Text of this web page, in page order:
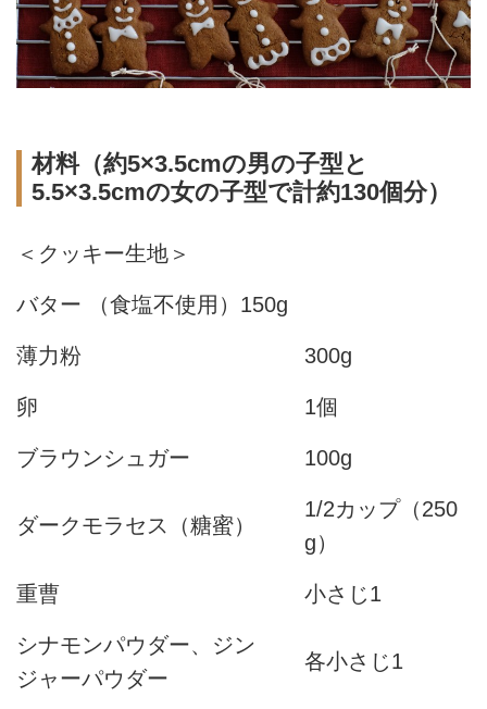
材料（約5×3.5cmの男の子型と
5.5×3.5cmの女の子型で計約130個分）
＜クッキー生地＞
バター （食塩不使用）150g
薄力粉 300g
卵 1個
ブラウンシュガー 100g
ダークモラセス（糖蜜）
1/2カップ（250
g）
重曹 小さじ1
シナモンパウダー、ジン
ジャーパウダー
各小さじ1